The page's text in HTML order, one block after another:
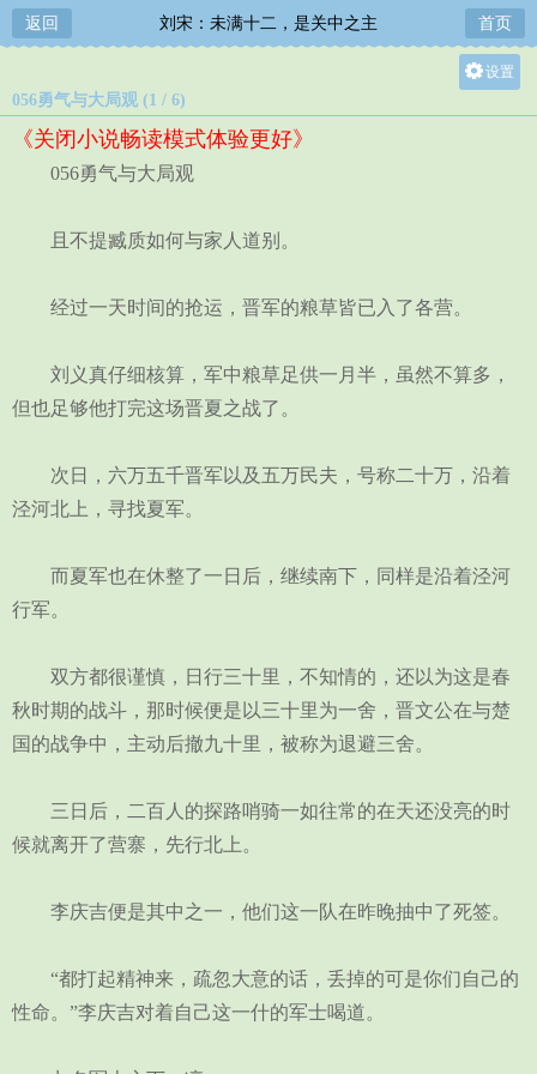
返回 刘宋：未满十二，是关中之主 首页
设置
056勇气与大局观 (1 / 6)
《关闭小说畅读模式体验更好》
056勇气与大局观
且不提臧质如何与家人道别。
经过一天时间的抢运，晋军的粮草皆已入了各营。
刘义真仔细核算，军中粮草足供一月半，虽然不算多，
但也足够他打完这场晋夏之战了。
次日，六万五千晋军以及五万民夫，号称二十万，沿着
泾河北上，寻找夏军。
而夏军也在休整了一日后，继续南下，同样是沿着泾河
行军。
双方都很谨慎，日行三十里，不知情的，还以为这是春
秋时期的战斗，那时候便是以三十里为一舍，晋文公在与楚
国的战争中，主动后撤九十里，被称为退避三舍。
三日后，二百人的探路哨骑一如往常的在天还没亮的时
候就离开了营寨，先行北上。
李庆吉便是其中之一，他们这一队在昨晚抽中了死签。
“都打起精神来，疏忽大意的话，丢掉的可是你们自己的
性命。”李庆吉对着自己这一什的军士喝道。